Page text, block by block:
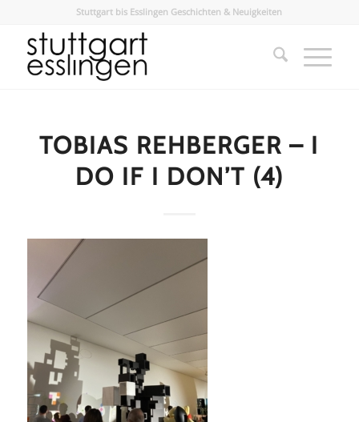
Stuttgart bis Esslingen Geschichten & Neuigkeiten
TOBIAS REHBERGER – I
DO IF I DONʼT (4)